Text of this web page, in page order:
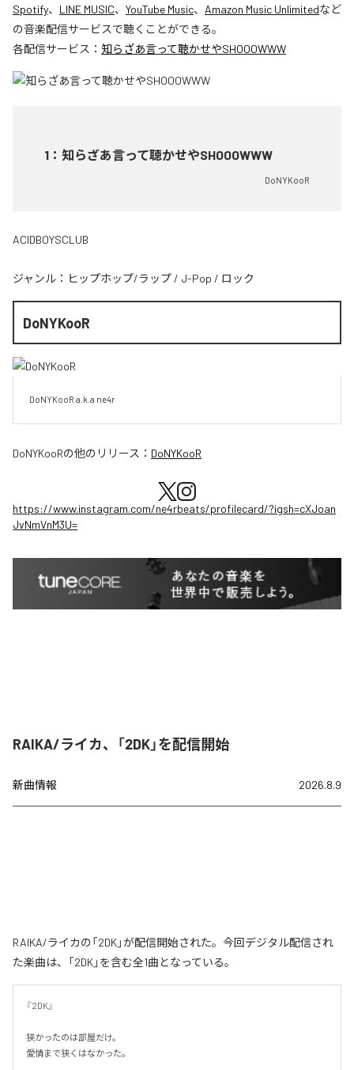
Spotify、 LINE MUSIC、 YouTube Music、 Amazon Music Unlimitedなど
の音楽配信サービスで聴くことができる。
各配信サービス： 知らざあ言って聴かせやSHOOOWWW
1 ： 知らざあ言って聴かせやSHOOOWWW
DoNYKooR
ACIDBOYSCLUB
ジャンル： ヒップホップ/ラップ / J-Pop / ロック
DoNYKooR
DoNYKooR a.k.a ne4r
DoNYKooRの他のリリース： DoNYKooR
https://www.instagram.com/ne4rbeats/profilecard/?igsh=cXJoan
JvNmVnM3U=
RAIKA/ライカ、「2DK」を配信開始
新曲情報 2026.8.9
RAIKA/ライカの「2DK」が配信開始された。今回デジタル配信され
た楽曲は、「2DK」を含む全1曲となっている。
『2DK』
狭かったのは部屋だけ。
愛情まで狭くはなかった。